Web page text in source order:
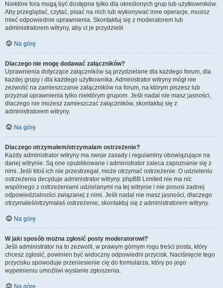
Niektóre fora mogą być dostępne tylko dla określonych grup lub użytkowników.
Aby przeglądać, czytać, pisać na nich lub wykonywać inne operacje, musisz
mieć odpowiednie uprawnienia. Skontaktuj się z moderatorem lub
administratorem witryny, aby ci je przydzielił.
Na górę
Dlaczego nie mogę dodawać załączników?
Uprawnienia dotyczące załączników są przydzielane dla każdego forum, dla
każdej grupy i dla każdego użytkownika. Administrator witryny mógł nie
zezwolić na zamieszczanie załączników na forum, na którym piszesz lub
przyznał uprawnienia tylko niektórym grupom. Jeśli nadal nie masz jasności,
dlaczego nie możesz zamieszczać załączników, skontaktuj się z
administratorem witryny.
Na górę
Dlaczego otrzymałem/otrzymałam ostrzeżenie?
Każdy administrator witryny ma swoje zasady i regulaminy obowiązujące na
danej witrynie. Są one opublikowane i administrator zaleca zapoznanie się z
nimi. Jeśli ktoś ich nie przestrzegał, może otrzymać ostrzeżenie. O udzieleniu
ostrzeżenia decyduje administrator witryny. phpBB Limited nie ma nic
wspólnego z ostrzeżeniami udzielanymi na tej witrynie i nie ponosi żadnej
odpowiedzialności związanej z nimi. Jeśli nadal nie masz jasności, dlaczego
otrzymałeś/otrzymałaś ostrzeżenie, skontaktuj się z administratorem witryny.
Na górę
W jaki sposób można zgłosić posty moderatorowi?
Jeśli administrator na to zezwolił, w prawym górnym rogu treści posta, który
chcesz zgłosić, powinien być widoczny odpowiedni przycisk. Naciśnięcie tego
przycisku spowoduje przeniesienie cię do formularza, który po jego
wypełnieniu umożliwi wysłanie zgłoszenia.
Na górę